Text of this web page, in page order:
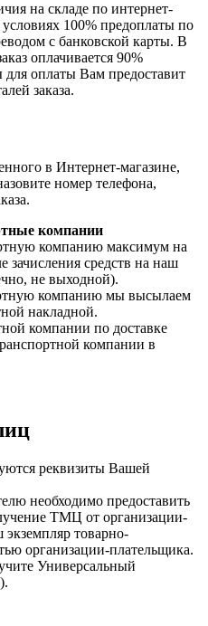
на складе по интернет-
условиях 100% предоплаты по
с банковской карты. В
оплачивается 90%
оплаты Вам предоставит
заказа.
в Интернет-магазине,
номер телефона,
компании
компанию максимум на
зачисления средств на наш
не выходной).
компанию мы высылаем
накладной.
компании по доставке
компании в
реквизиты Вашей
необходимо предоставить
ТМЦ от организации-
товарно-
организации-плательщика.
Универсальный